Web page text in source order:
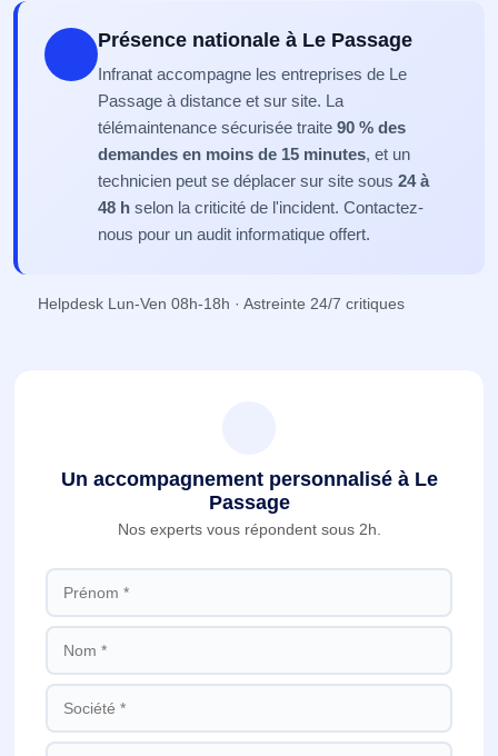
Présence nationale à Le Passage
Infranat accompagne les entreprises de Le
Passage à distance et sur site. La
télémaintenance sécurisée traite 90 % des
demandes en moins de 15 minutes, et un
technicien peut se déplacer sur site sous 24 à
48 h selon la criticité de l'incident. Contactez-
nous pour un audit informatique offert.
Helpdesk Lun-Ven 08h-18h · Astreinte 24/7 critiques
Un accompagnement personnalisé à Le
Passage
Nos experts vous répondent sous 2h.